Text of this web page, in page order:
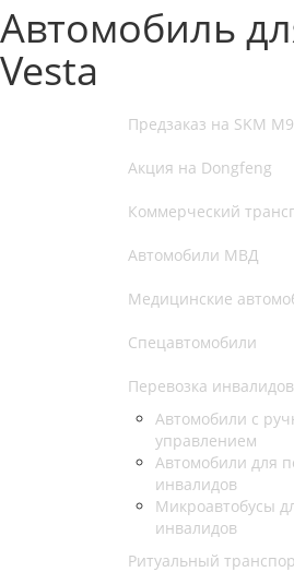
Автомобиль
Vesta
Предзаказ на SKM M9
Акция на Dongfeng
Коммерческий
Автомобили МВД
Медицинские
Спецавтомобили
Перевозка инвалидов
Автомобили с
управлением
Автомобили для
инвалидов
Микроавтобусы
инвалидов
Ритуальный